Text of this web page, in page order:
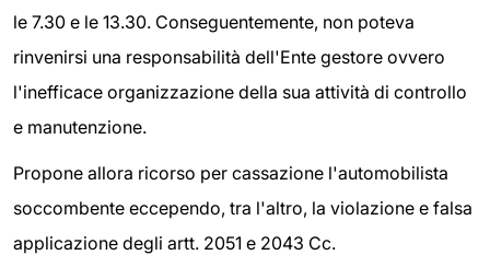
le 7.30 e le 13.30. Conseguentemente, non poteva
rinvenirsi una responsabilità dell'Ente gestore ovvero
l'inefficace organizzazione della sua attività di controllo
e manutenzione.
Propone allora ricorso per cassazione l'automobilista
soccombente eccependo, tra l'altro, la violazione e falsa
applicazione degli artt. 2051 e 2043 Cc.